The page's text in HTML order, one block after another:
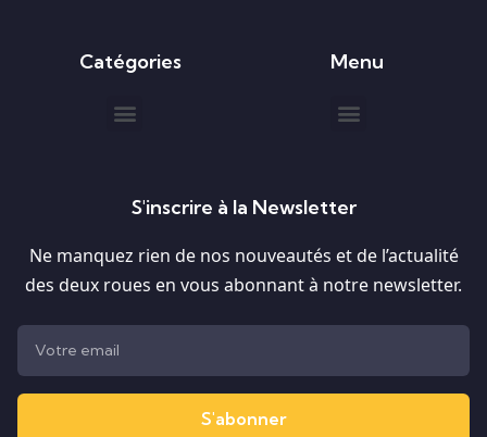
Catégories Menu
S'inscrire à la Newsletter
Ne manquez rien de nos nouveautés et de l’actualité
des deux roues en vous abonnant à notre newsletter.
S'abonner